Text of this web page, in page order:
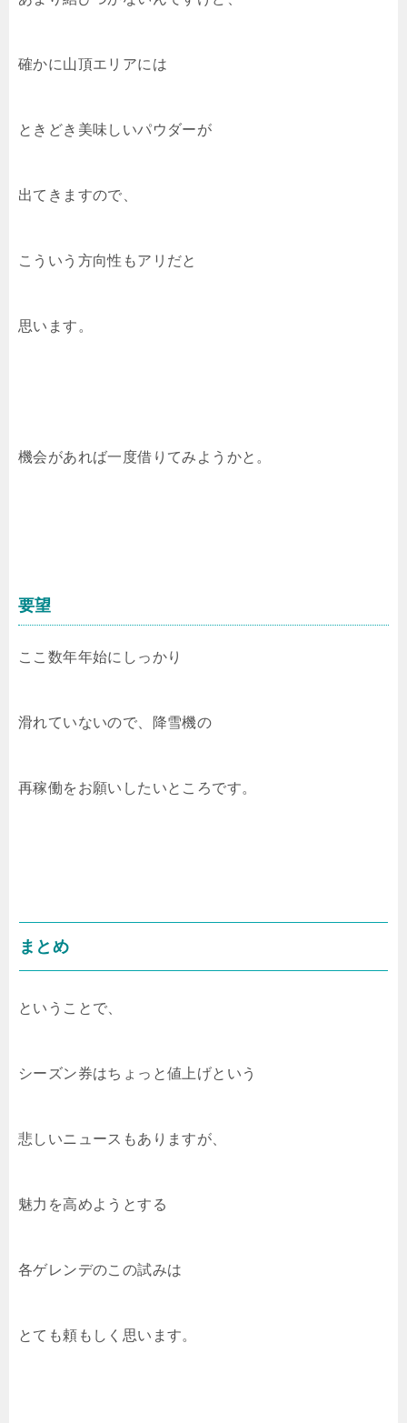
確かに山頂エリアには
ときどき美味しいパウダーが
出てきますので、
こういう方向性もアリだと
思います。
機会があれば一度借りてみようかと。
要望
ここ数年年始にしっかり
滑れていないので、降雪機の
再稼働をお願いしたいところです。
まとめ
ということで、
シーズン券はちょっと値上げという
悲しいニュースもありますが、
魅力を高めようとする
各ゲレンデのこの試みは
とても頼もしく思います。